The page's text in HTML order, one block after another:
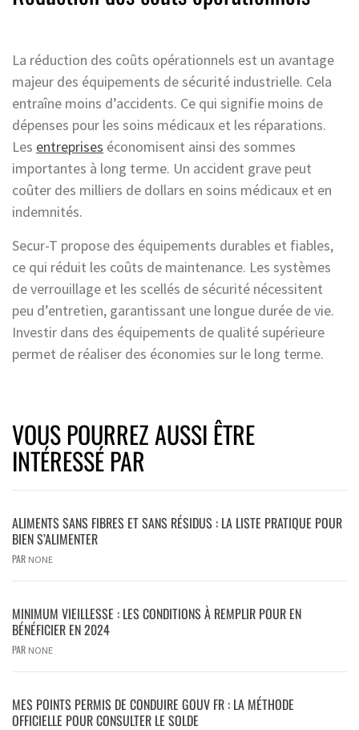
La réduction des coûts opérationnels est un avantage
majeur des équipements de sécurité industrielle. Cela
entraîne moins d’accidents. Ce qui signifie moins de
dépenses pour les soins médicaux et les réparations.
Les entreprises économisent ainsi des sommes
importantes à long terme. Un accident grave peut
coûter des milliers de dollars en soins médicaux et en
indemnités.
Secur-T propose des équipements durables et fiables,
ce qui réduit les coûts de maintenance. Les systèmes
de verrouillage et les scellés de sécurité nécessitent
peu d’entretien, garantissant une longue durée de vie.
Investir dans des équipements de qualité supérieure
permet de réaliser des économies sur le long terme.
VOUS POURREZ AUSSI ÊTRE
INTÉRESSÉ PAR
ALIMENTS SANS FIBRES ET SANS RÉSIDUS : LA LISTE PRATIQUE POUR
BIEN S’ALIMENTER
PAR NONE
MINIMUM VIEILLESSE : LES CONDITIONS À REMPLIR POUR EN
BÉNÉFICIER EN 2024
PAR NONE
MES POINTS PERMIS DE CONDUIRE GOUV FR : LA MÉTHODE
OFFICIELLE POUR CONSULTER LE SOLDE